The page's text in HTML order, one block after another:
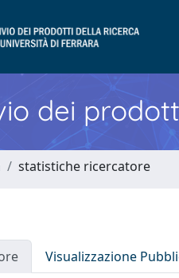
dei
statistiche ricercatore
Visualizzazione